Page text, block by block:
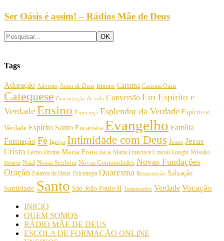
Ser Oásis é assim! – Rádios Mãe de Deus
Tags
Adoração Advento Amor de Deus Batismo Carisma Carisma Oásis
Catequese Consagração de vida Conversão Em Espírito e
VerdadeEnsino Esperança Esplendor da Verdade Espírito e
Verdade Espírito Santo Eucaristia Evangelho Família
Formação Fé Igreja Intimidade com Deus Jesus Jesus
Cristo Lectio Divina Maria Francisca Maria Francisca Crocoli Longhi Missão
Música Natal Nossa Senhora Novas Comunidades Novas Fundações
Oração Palavra de Deus Psicologia Quaresma Ressurreição Salvação
Santidade Santo São João Paulo II Testemunho Verdade Vocação
INICIO
QUEM SOMOS
RÁDIO MÃE DE DEUS
ESCOLA DE FORMAÇÃO ONLINE